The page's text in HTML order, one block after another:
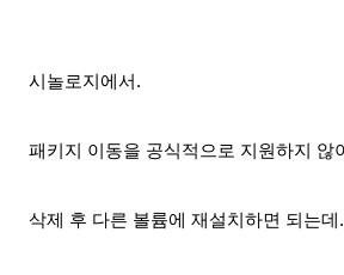
시놀로지에서.
패키지 이동을 공식적으로 지원하지 않
삭제 후 다른 볼륨에 재설치하면 되는데.